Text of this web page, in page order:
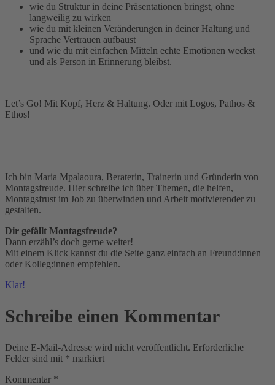
wie du Struktur in deine Präsentationen bringst, ohne
langweilig zu wirken
wie du mit kleinen Veränderungen in deiner Haltung und
Sprache Vertrauen aufbaust
und wie du mit einfachen Mitteln echte Emotionen weckst
und als Person in Erinnerung bleibst.
Let’s Go! Mit Kopf, Herz & Haltung. Oder mit Logos, Pathos &
Ethos!
Ich bin Maria Mpalaoura, Beraterin, Trainerin und Gründerin von
Montagsfreude. Hier schreibe ich über Themen, die helfen,
Montagsfrust im Job zu überwinden und Arbeit motivierender zu
gestalten.
Dir gefällt Montagsfreude?
Dann erzähl’s doch gerne weiter!
Mit einem Klick kannst du die Seite ganz einfach an Freund:innen
oder Kolleg:innen empfehlen.
Klar!
Schreibe einen Kommentar
Deine E-Mail-Adresse wird nicht veröffentlicht. Erforderliche
Felder sind mit * markiert
Kommentar *